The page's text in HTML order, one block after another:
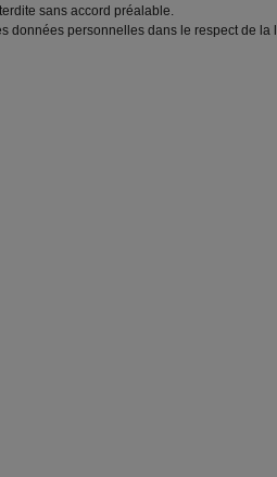
sans accord préalable.
données personnelles dans le respect de